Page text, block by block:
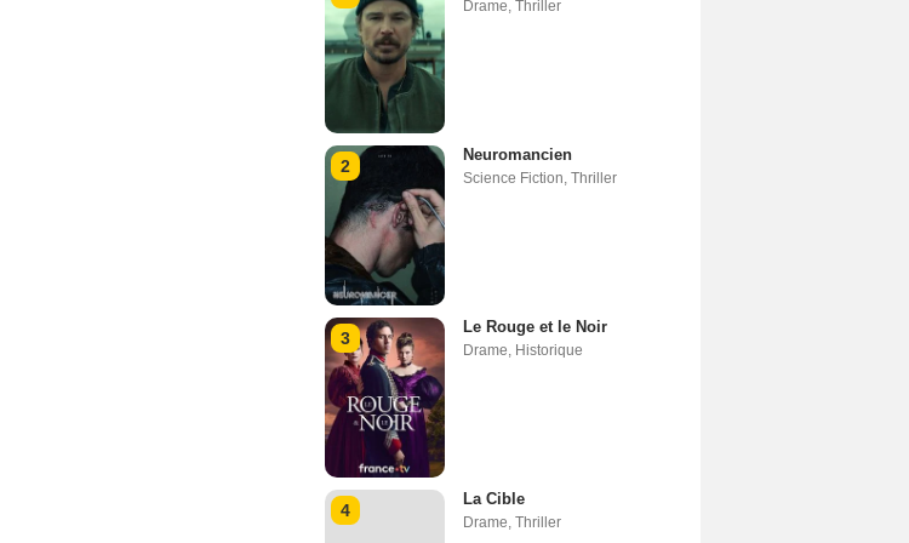
Drame, Thriller
2
Neuromancien
Science Fiction, Thriller
3
Le Rouge et le Noir
Drame, Historique
4
La Cible
Drame, Thriller